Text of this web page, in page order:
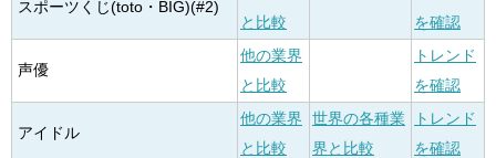
スポーツくじ(toto・BIG)(#2)
と比較
を確認
声優
他の業界
と比較
トレンド
を確認
アイドル
他の業界
と比較
世界の各種業
界と比較
トレンド
を確認